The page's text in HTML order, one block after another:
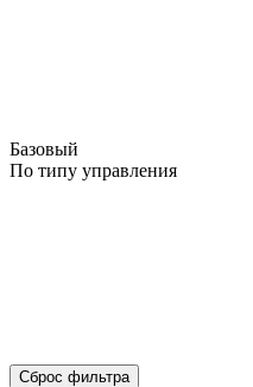
Базовый
По типу управления
Сброс фильтра